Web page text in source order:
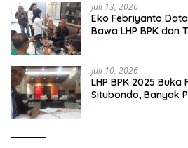
Juli 13, 2026
Eko Febriyanto
Bawa LHP BPK dan
Juli 10, 2026
LHP BPK 2025
Situbondo, Banyak